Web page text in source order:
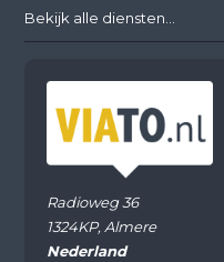
Bekijk alle diensten...
Radioweg 36
1324KP, Almere
Nederland